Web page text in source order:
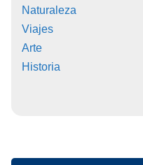
Naturaleza
Viajes
Arte
Historia